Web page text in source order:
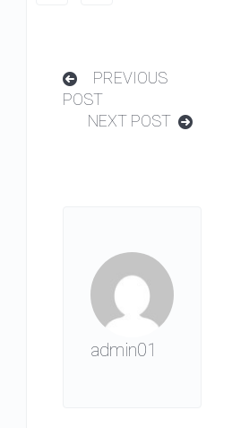
PREVIOUS
POST
NEXT POST
admin01